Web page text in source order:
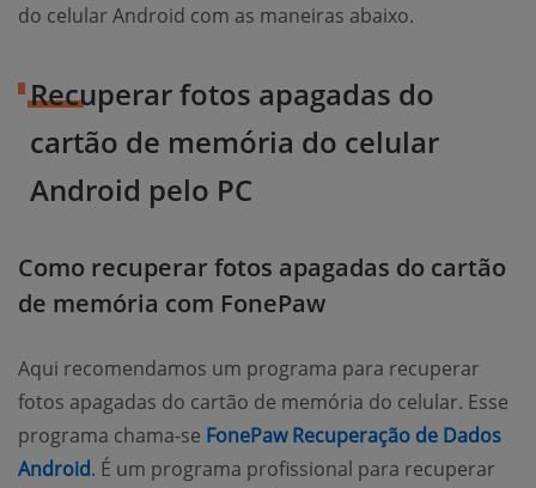
do celular Android com as maneiras abaixo.
Recuperar fotos apagadas do
cartão de memória do celular
Android pelo PC
Como recuperar fotos apagadas do cartão
de memória com FonePaw
Aqui recomendamos um programa para recuperar
fotos apagadas do cartão de memória do celular. Esse
programa chama-se FonePaw Recuperação de Dados
Android. É um programa profissional para recuperar